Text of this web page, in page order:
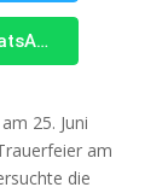
WhatsApp
25. Juni
am
die